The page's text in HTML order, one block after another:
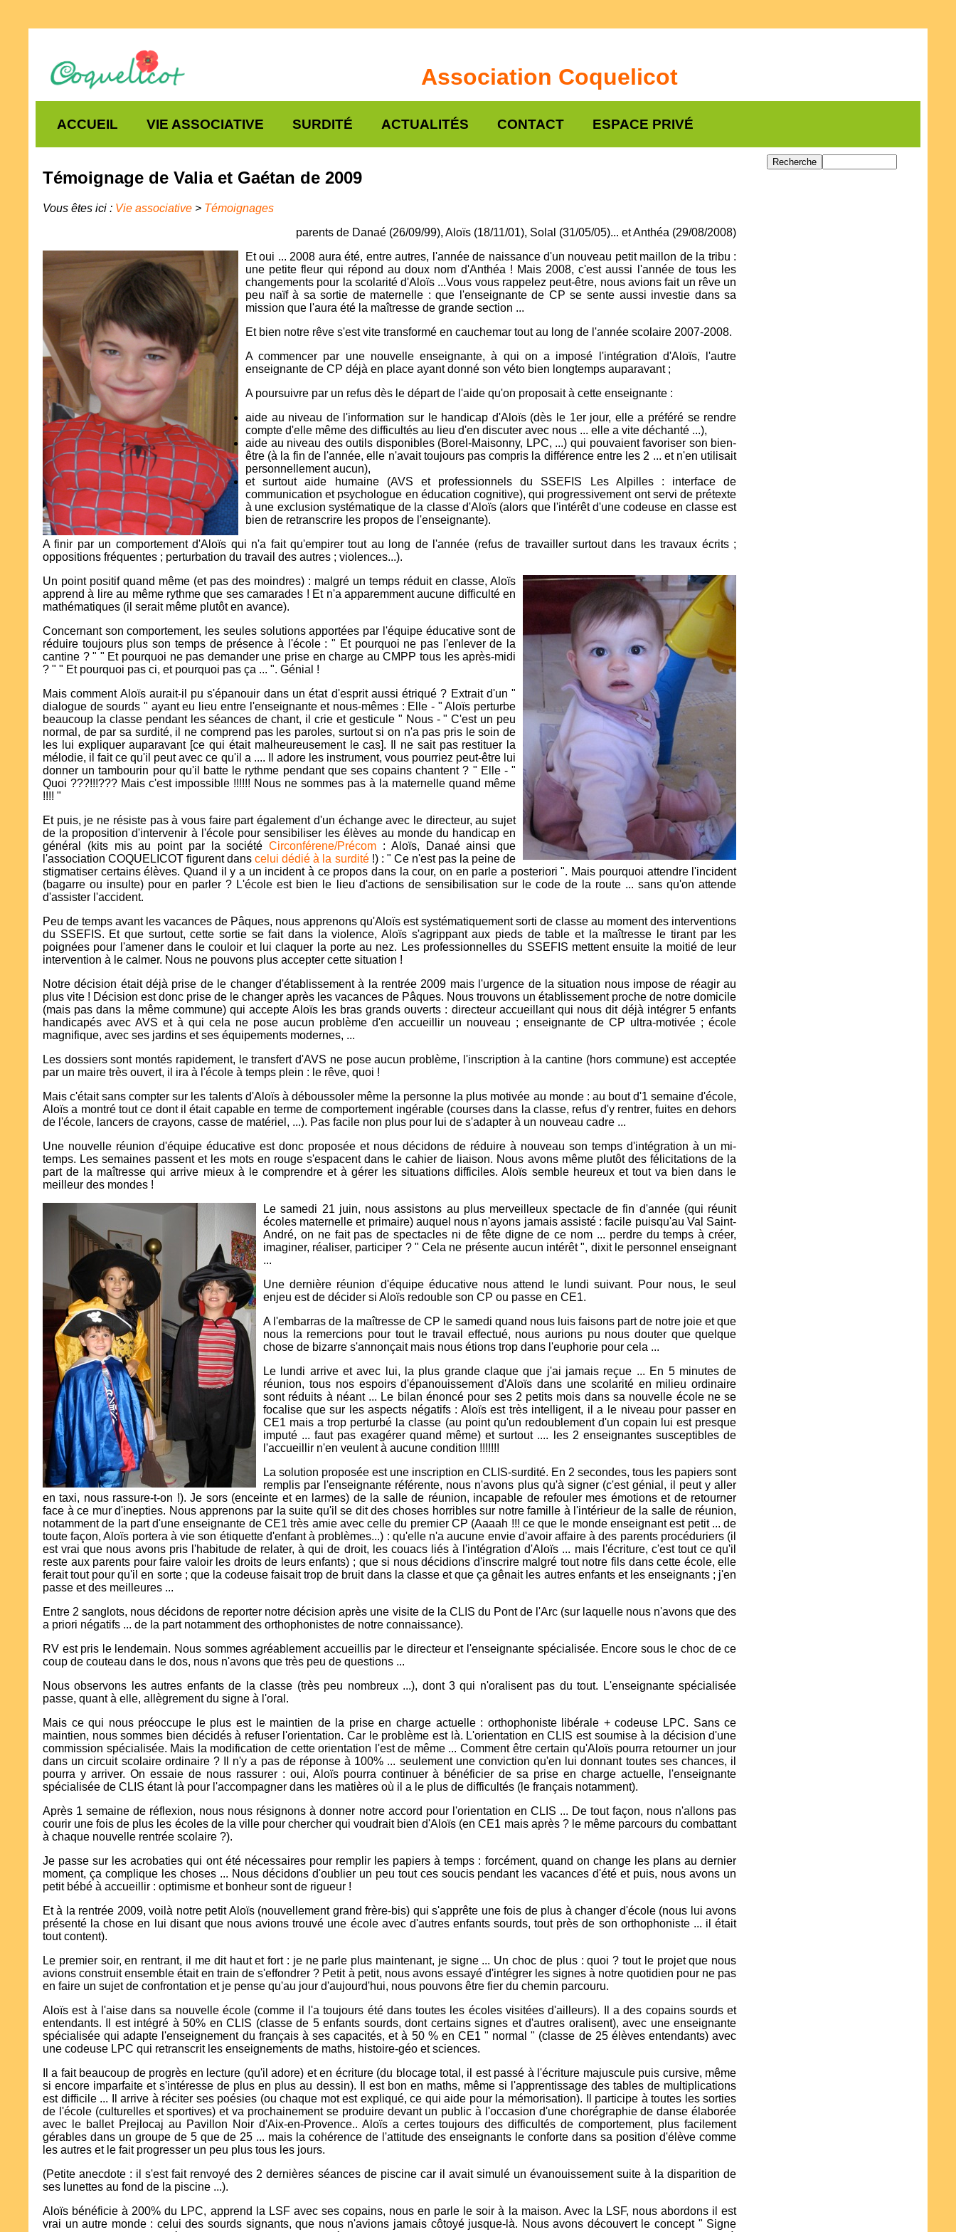
Association Coquelicot
ACCUEIL VIE ASSOCIATIVE SURDITÉ ACTUALITÉS CONTACT ESPACE PRIVÉ
Témoignage de Valia et Gaétan de 2009
Vous êtes ici : Vie associative > Témoignages
parents de Danaé (26/09/99), Aloïs (18/11/01), Solal (31/05/05)... et Anthéa (29/08/2008)
Et oui ... 2008 aura été, entre autres, l'année de naissance d'un nouveau petit maillon de la tribu :
une petite fleur qui répond au doux nom d'Anthéa ! Mais 2008, c'est aussi l'année de tous les
changements pour la scolarité d'Aloïs ...Vous vous rappelez peut-être, nous avions fait un rêve un
peu naïf à sa sortie de maternelle : que l'enseignante de CP se sente aussi investie dans sa
mission que l'aura été la maîtresse de grande section ...
Et bien notre rêve s'est vite transformé en cauchemar tout au long de l'année scolaire 2007-2008.
A commencer par une nouvelle enseignante, à qui on a imposé l'intégration d'Aloïs, l'autre
enseignante de CP déjà en place ayant donné son véto bien longtemps auparavant ;
A poursuivre par un refus dès le départ de l'aide qu'on proposait à cette enseignante :
aide au niveau de l'information sur le handicap d'Aloïs (dès le 1er jour, elle a préféré se rendre
compte d'elle même des difficultés au lieu d'en discuter avec nous ... elle a vite déchanté ...),
aide au niveau des outils disponibles (Borel-Maisonny, LPC, ...) qui pouvaient favoriser son bien-
être (à la fin de l'année, elle n'avait toujours pas compris la différence entre les 2 ... et n'en utilisait
personnellement aucun),
et surtout aide humaine (AVS et professionnels du SSEFIS Les Alpilles : interface de
communication et psychologue en éducation cognitive), qui progressivement ont servi de prétexte
à une exclusion systématique de la classe d'Aloïs (alors que l'intérêt d'une codeuse en classe est
bien de retranscrire les propos de l'enseignante).
A finir par un comportement d'Aloïs qui n'a fait qu'empirer tout au long de l'année (refus de travailler surtout dans les travaux écrits ;
oppositions fréquentes ; perturbation du travail des autres ; violences...).
Un point positif quand même (et pas des moindres) : malgré un temps réduit en classe, Aloïs
apprend à lire au même rythme que ses camarades ! Et n'a apparemment aucune difficulté en
mathématiques (il serait même plutôt en avance).
Concernant son comportement, les seules solutions apportées par l'équipe éducative sont de
réduire toujours plus son temps de présence à l'école : " Et pourquoi ne pas l'enlever de la
cantine ? " " Et pourquoi ne pas demander une prise en charge au CMPP tous les après-midi
? " " Et pourquoi pas ci, et pourquoi pas ça ... ". Génial !
Mais comment Aloïs aurait-il pu s'épanouir dans un état d'esprit aussi étriqué ? Extrait d'un "
dialogue de sourds " ayant eu lieu entre l'enseignante et nous-mêmes : Elle - " Aloïs perturbe
beaucoup la classe pendant les séances de chant, il crie et gesticule " Nous - " C'est un peu
normal, de par sa surdité, il ne comprend pas les paroles, surtout si on n'a pas pris le soin de
les lui expliquer auparavant [ce qui était malheureusement le cas]. Il ne sait pas restituer la
mélodie, il fait ce qu'il peut avec ce qu'il a .... Il adore les instrument, vous pourriez peut-être lui
donner un tambourin pour qu'il batte le rythme pendant que ses copains chantent ? " Elle - "
Quoi ???!!!??? Mais c'est impossible !!!!!! Nous ne sommes pas à la maternelle quand même
!!!! "
Et puis, je ne résiste pas à vous faire part également d'un échange avec le directeur, au sujet
de la proposition d'intervenir à l'école pour sensibiliser les élèves au monde du handicap en
général (kits mis au point par la sociétéCirconférene/Précom : Aloïs, Danaé ainsi que
l'association COQUELICOT figurent danscelui dédié à la surdité!) : " Ce n'est pas la peine de
stigmatiser certains élèves. Quand il y a un incident à ce propos dans la cour, on en parle a posteriori ". Mais pourquoi attendre l'incident
(bagarre ou insulte) pour en parler ? L'école est bien le lieu d'actions de sensibilisation sur le code de la route ... sans qu'on attende
d'assister l'accident.
Peu de temps avant les vacances de Pâques, nous apprenons qu'Aloïs est systématiquement sorti de classe au moment des interventions
du SSEFIS. Et que surtout, cette sortie se fait dans la violence, Aloïs s'agrippant aux pieds de table et la maîtresse le tirant par les
poignées pour l'amener dans le couloir et lui claquer la porte au nez. Les professionnelles du SSEFIS mettent ensuite la moitié de leur
intervention à le calmer. Nous ne pouvons plus accepter cette situation !
Notre décision était déjà prise de le changer d'établissement à la rentrée 2009 mais l'urgence de la situation nous impose de réagir au
plus vite ! Décision est donc prise de le changer après les vacances de Pâques. Nous trouvons un établissement proche de notre domicile
(mais pas dans la même commune) qui accepte Aloïs les bras grands ouverts : directeur accueillant qui nous dit déjà intégrer 5 enfants
handicapés avec AVS et à qui cela ne pose aucun problème d'en accueillir un nouveau ; enseignante de CP ultra-motivée ; école
magnifique, avec ses jardins et ses équipements modernes, ...
Les dossiers sont montés rapidement, le transfert d'AVS ne pose aucun problème, l'inscription à la cantine (hors commune) est acceptée
par un maire très ouvert, il ira à l'école à temps plein : le rêve, quoi !
Mais c'était sans compter sur les talents d'Aloïs à déboussoler même la personne la plus motivée au monde : au bout d'1 semaine d'école,
Aloïs a montré tout ce dont il était capable en terme de comportement ingérable (courses dans la classe, refus d'y rentrer, fuites en dehors
de l'école, lancers de crayons, casse de matériel, ...). Pas facile non plus pour lui de s'adapter à un nouveau cadre ...
Une nouvelle réunion d'équipe éducative est donc proposée et nous décidons de réduire à nouveau son temps d'intégration à un mi-
temps. Les semaines passent et les mots en rouge s'espacent dans le cahier de liaison. Nous avons même plutôt des félicitations de la
part de la maîtresse qui arrive mieux à le comprendre et à gérer les situations difficiles. Aloïs semble heureux et tout va bien dans le
meilleur des mondes !
Le samedi 21 juin, nous assistons au plus merveilleux spectacle de fin d'année (qui réunit
écoles maternelle et primaire) auquel nous n'ayons jamais assisté : facile puisqu'au Val Saint-
André, on ne fait pas de spectacles ni de fête digne de ce nom ... perdre du temps à créer,
imaginer, réaliser, participer ? " Cela ne présente aucun intérêt ", dixit le personnel enseignant
...
Une dernière réunion d'équipe éducative nous attend le lundi suivant. Pour nous, le seul
enjeu est de décider si Aloïs redouble son CP ou passe en CE1.
A l'embarras de la maîtresse de CP le samedi quand nous luis faisons part de notre joie et que
nous la remercions pour tout le travail effectué, nous aurions pu nous douter que quelque
chose de bizarre s'annonçait mais nous étions trop dans l'euphorie pour cela ...
Le lundi arrive et avec lui, la plus grande claque que j'ai jamais reçue ... En 5 minutes de
réunion, tous nos espoirs d'épanouissement d'Aloïs dans une scolarité en milieu ordinaire
sont réduits à néant ... Le bilan énoncé pour ses 2 petits mois dans sa nouvelle école ne se
focalise que sur les aspects négatifs : Aloïs est très intelligent, il a le niveau pour passer en
CE1 mais a trop perturbé la classe (au point qu'un redoublement d'un copain lui est presque
imputé ... faut pas exagérer quand même) et surtout .... les 2 enseignantes susceptibles de
l'accueillir n'en veulent à aucune condition !!!!!!!
La solution proposée est une inscription en CLIS-surdité. En 2 secondes, tous les papiers sont
remplis par l'enseignante référente, nous n'avons plus qu'à signer (c'est génial, il peut y aller
en taxi, nous rassure-t-on !). Je sors (enceinte et en larmes) de la salle de réunion, incapable de refouler mes émotions et de retourner
face à ce mur d'inepties. Nous apprenons par la suite qu'il se dit des choses horribles sur notre famille à l'intérieur de la salle de réunion,
notamment de la part d'une enseignante de CE1 très amie avec celle du premier CP (Aaaah !!! ce que le monde enseignant est petit ... de
toute façon, Aloïs portera à vie son étiquette d'enfant à problèmes...) : qu'elle n'a aucune envie d'avoir affaire à des parents procéduriers (il
est vrai que nous avons pris l'habitude de relater, à qui de droit, les couacs liés à l'intégration d'Aloïs ... mais l'écriture, c'est tout ce qu'il
reste aux parents pour faire valoir les droits de leurs enfants) ; que si nous décidions d'inscrire malgré tout notre fils dans cette école, elle
ferait tout pour qu'il en sorte ; que la codeuse faisait trop de bruit dans la classe et que ça gênait les autres enfants et les enseignants ; j'en
passe et des meilleures ...
Entre 2 sanglots, nous décidons de reporter notre décision après une visite de la CLIS du Pont de l'Arc (sur laquelle nous n'avons que des
a priori négatifs ... de la part notamment des orthophonistes de notre connaissance).
RV est pris le lendemain. Nous sommes agréablement accueillis par le directeur et l'enseignante spécialisée. Encore sous le choc de ce
coup de couteau dans le dos, nous n'avons que très peu de questions ...
Nous observons les autres enfants de la classe (très peu nombreux ...), dont 3 qui n'oralisent pas du tout. L'enseignante spécialisée
passe, quant à elle, allègrement du signe à l'oral.
Mais ce qui nous préoccupe le plus est le maintien de la prise en charge actuelle : orthophoniste libérale + codeuse LPC. Sans ce
maintien, nous sommes bien décidés à refuser l'orientation. Car le problème est là. L'orientation en CLIS est soumise à la décision d'une
commission spécialisée. Mais la modification de cette orientation l'est de même ... Comment être certain qu'Aloïs pourra retourner un jour
dans un circuit scolaire ordinaire ? Il n'y a pas de réponse à 100% ... seulement une conviction qu'en lui donnant toutes ses chances, il
pourra y arriver. On essaie de nous rassurer : oui, Aloïs pourra continuer à bénéficier de sa prise en charge actuelle, l'enseignante
spécialisée de CLIS étant là pour l'accompagner dans les matières où il a le plus de difficultés (le français notamment).
Après 1 semaine de réflexion, nous nous résignons à donner notre accord pour l'orientation en CLIS ... De tout façon, nous n'allons pas
courir une fois de plus les écoles de la ville pour chercher qui voudrait bien d'Aloïs (en CE1 mais après ? le même parcours du combattant
à chaque nouvelle rentrée scolaire ?).
Je passe sur les acrobaties qui ont été nécessaires pour remplir les papiers à temps : forcément, quand on change les plans au dernier
moment, ça complique les choses ... Nous décidons d'oublier un peu tout ces soucis pendant les vacances d'été et puis, nous avons un
petit bébé à accueillir : optimisme et bonheur sont de rigueur !
Et à la rentrée 2009, voilà notre petit Aloïs (nouvellement grand frère-bis) qui s'apprête une fois de plus à changer d'école (nous lui avons
présenté la chose en lui disant que nous avions trouvé une école avec d'autres enfants sourds, tout près de son orthophoniste ... il était
tout content).
Le premier soir, en rentrant, il me dit haut et fort : je ne parle plus maintenant, je signe ... Un choc de plus : quoi ? tout le projet que nous
avions construit ensemble était en train de s'effondrer ? Petit à petit, nous avons essayé d'intégrer les signes à notre quotidien pour ne pas
en faire un sujet de confrontation et je pense qu'au jour d'aujourd'hui, nous pouvons être fier du chemin parcouru.
Aloïs est à l'aise dans sa nouvelle école (comme il l'a toujours été dans toutes les écoles visitées d'ailleurs). Il a des copains sourds et
entendants. Il est intégré à 50% en CLIS (classe de 5 enfants sourds, dont certains signes et d'autres oralisent), avec une enseignante
spécialisée qui adapte l'enseignement du français à ses capacités, et à 50 % en CE1 " normal " (classe de 25 élèves entendants) avec
une codeuse LPC qui retranscrit les enseignements de maths, histoire-géo et sciences.
Il a fait beaucoup de progrès en lecture (qu'il adore) et en écriture (du blocage total, il est passé à l'écriture majuscule puis cursive, même
si encore imparfaite et s'intéresse de plus en plus au dessin). Il est bon en maths, même si l'apprentissage des tables de multiplications
est difficile ... Il arrive à réciter ses poésies (ou chaque mot est expliqué, ce qui aide pour la mémorisation). Il participe à toutes les sorties
de l'école (culturelles et sportives) et va prochainement se produire devant un public à l'occasion d'une chorégraphie de danse élaborée
avec le ballet Prejlocaj au Pavillon Noir d'Aix-en-Provence.. Aloïs a certes toujours des difficultés de comportement, plus facilement
gérables dans un groupe de 5 que de 25 ... mais la cohérence de l'attitude des enseignants le conforte dans sa position d'élève comme
les autres et le fait progresser un peu plus tous les jours.
(Petite anecdote : il s'est fait renvoyé des 2 dernières séances de piscine car il avait simulé un évanouissement suite à la disparition de
ses lunettes au fond de la piscine ...).
Aloïs bénéficie à 200% du LPC, apprend la LSF avec ses copains, nous en parle le soir à la maison. Avec la LSF, nous abordons il est
vrai un autre monde : celui des sourds signants, que nous n'avions jamais côtoyé jusque-là. Nous avons découvert le concept " Signe